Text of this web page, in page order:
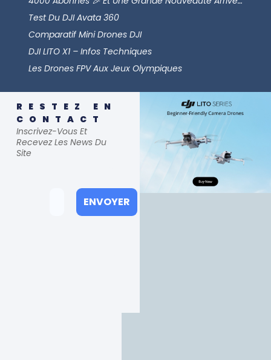
Test Du DJI Avata 360
Comparatif Mini Drones DJI
DJI LITO X1 – Infos Techniques
Les Drones FPV Aux Jeux Olympiques
RESTEZ EN
CONTACT
Inscrivez-Vous Et
Recevez Les News Du
Site